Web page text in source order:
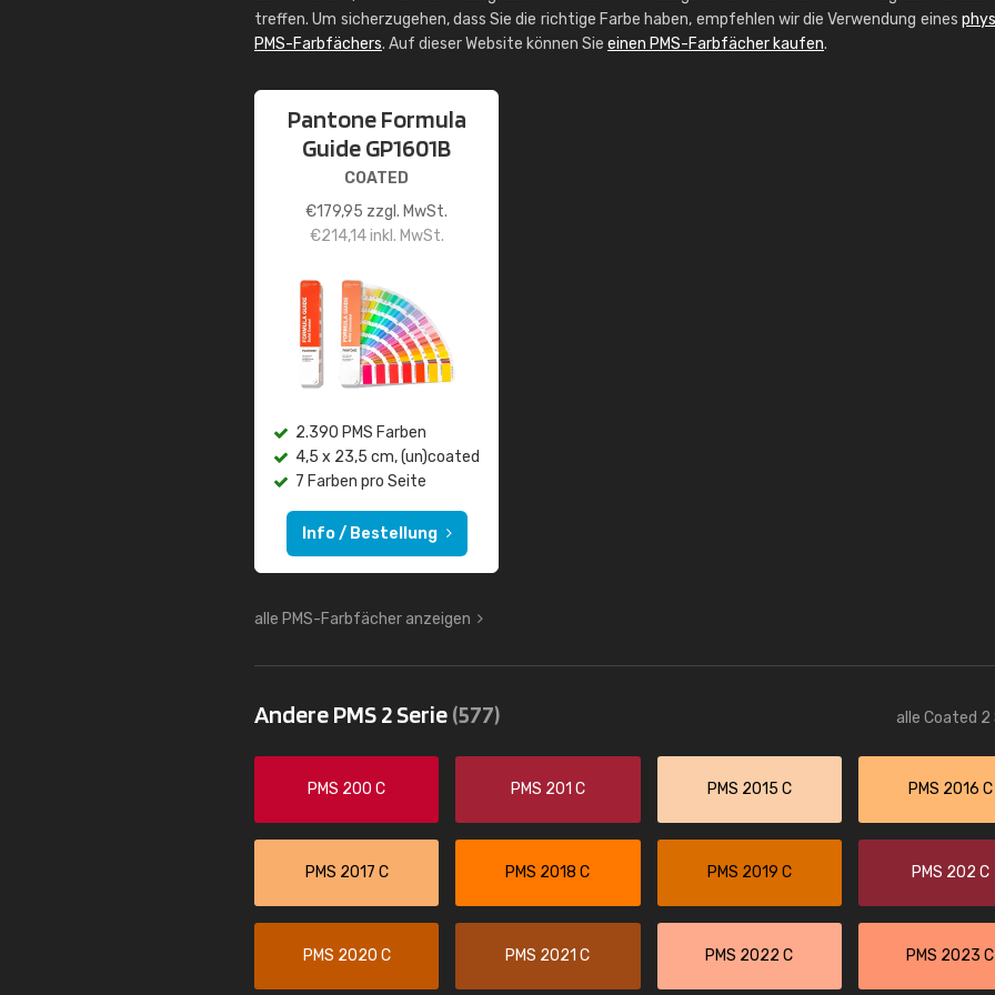
treffen. Um sicherzugehen, dass Sie die richtige Farbe haben, empfehlen wir die Verwendung eines
PMS-Farbfächers. Auf dieser Website können Sie einen PMS-Farbfächer kaufen.
Pantone Formula
Guide GP1601B
COATED
€179,95 zzgl. MwSt.
€214,14inkl. MwSt.
2.390 PMS Farben
4,5 x 23,5 cm, (un)coated
7 Farben pro Seite
Info / Bestellung
alle PMS-Farbfächer anzeigen
Andere PMS 2 Serie(577) alle Coated 2
PMS 200 C PMS 201 C PMS 2015 C PMS 2016 C
PMS 2017 C PMS 2018 C PMS 2019 C PMS 202 C
PMS 2020 C PMS 2021 C PMS 2022 C PMS 2023 C